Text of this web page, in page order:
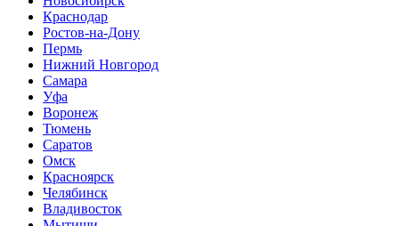
Краснодар
Ростов-на-Дону
Пермь
Нижний Новгород
Самара
Уфа
Воронеж
Тюмень
Саратов
Омск
Красноярск
Челябинск
Владивосток